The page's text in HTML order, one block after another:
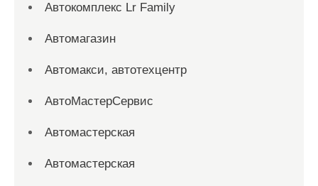
Автокомплекс Lr Family
Автомагазин
Автомакси, автотехцентр
АвтоМастерСервис
Автомастерская
Автомастерская